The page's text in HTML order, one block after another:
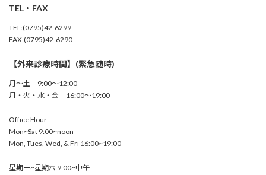
TEL・FAX
TEL:(0795)42-6299
FAX:(0795)42-6290
【外来診療時間】(緊急随時)
月～土 9:00～12:00
月・火・水・金 16:00～19:00
Office Hour
Mon~Sat 9:00~noon
Mon, Tues, Wed, & Fri 16:00~19:00
星期一~星期六 9:00~中午